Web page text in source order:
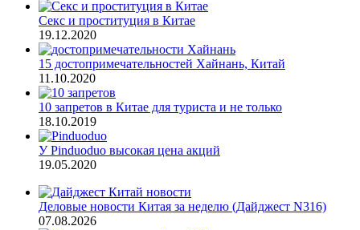
Секс и проституция в Китае
19.12.2020
15 достопримечательностей Хайнань, Китай
11.10.2020
10 запретов в Китае для туриста и не только
18.10.2019
У Pinduoduo высокая цена акций
19.05.2020
Деловые новости Китая за неделю (Дайджест N316)
07.08.2026